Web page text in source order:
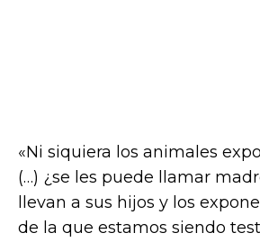
«Ni siquiera los animales
(…) ¿se les puede llamar
llevan a sus hijos y los
de la que estamos siendo